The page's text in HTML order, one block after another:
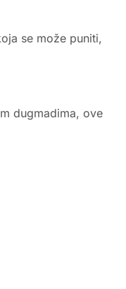
se može puniti,
dugmadima, ove